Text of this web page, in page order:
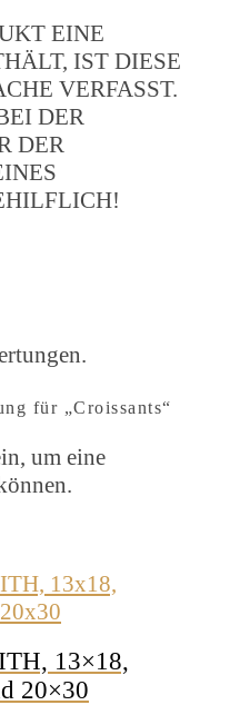
EINE
IST DIESE
VERFASST.
DER
DER
für „Croissants“
um eine
13×18,
20×30